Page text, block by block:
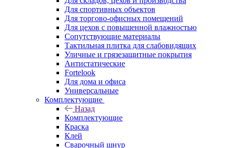
Для спортивных объектов
Для торгово-офисных помещений
Для цехов с повышенной влажностью
Сопутствующие материалы
Тактильная плитка для слабовидящих
Уличные и грязезащитные покрытия
Антистатические
Fortelook
Для дома и офиса
Универсальные
Комплектующие
Назад
Комплектующие
Краска
Клей
Сварочный шнур